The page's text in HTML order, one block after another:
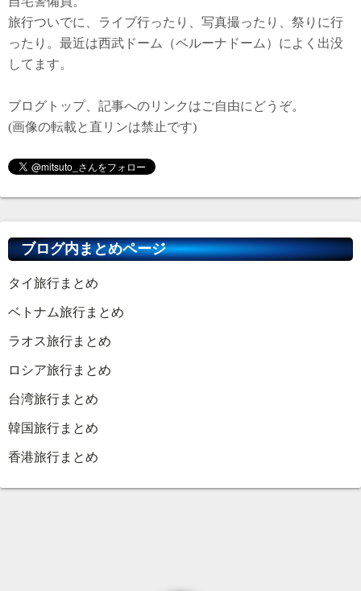
旅行ついでに、ライブ行ったり、写真撮ったり、祭りに行
ったり。最近は西武ドーム（ベルーナドーム）によく出没
してます。
ブログトップ、記事へのリンクはご自由にどうぞ。
(画像の転載と直リンは禁止です)
ブログ内まとめページ
タイ旅行まとめ
ベトナム旅行まとめ
ラオス旅行まとめ
ロシア旅行まとめ
台湾旅行まとめ
韓国旅行まとめ
香港旅行まとめ